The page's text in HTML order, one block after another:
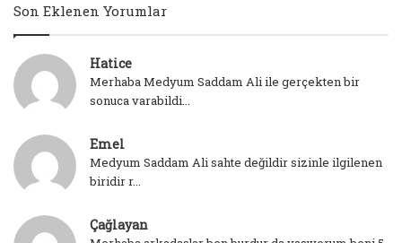
Son Eklenen Yorumlar
Hatice
Merhaba Medyum Saddam Ali ile gerçekten bir
sonuca varabildi...
Emel
Medyum Saddam Ali sahte değildir sizinle ilgilenen
biridir r...
Çağlayan